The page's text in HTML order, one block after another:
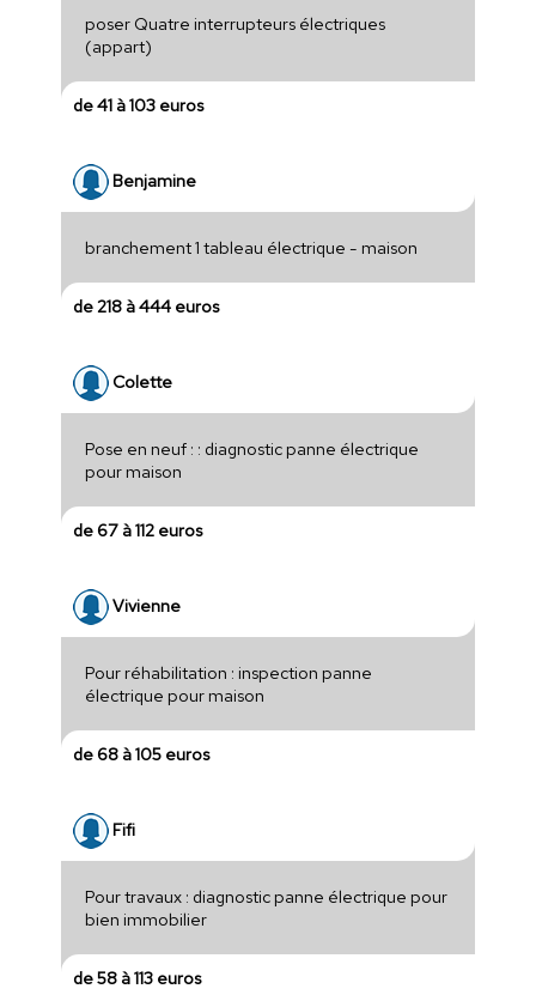
poser Quatre interrupteurs électriques
(appart)
de 41 à 103 euros
Benjamine
branchement 1 tableau électrique - maison
de 218 à 444 euros
Colette
Pose en neuf : : diagnostic panne électrique
pour maison
de 67 à 112 euros
Vivienne
Pour réhabilitation : inspection panne
électrique pour maison
de 68 à 105 euros
Fifi
Pour travaux : diagnostic panne électrique pour
bien immobilier
de 58 à 113 euros